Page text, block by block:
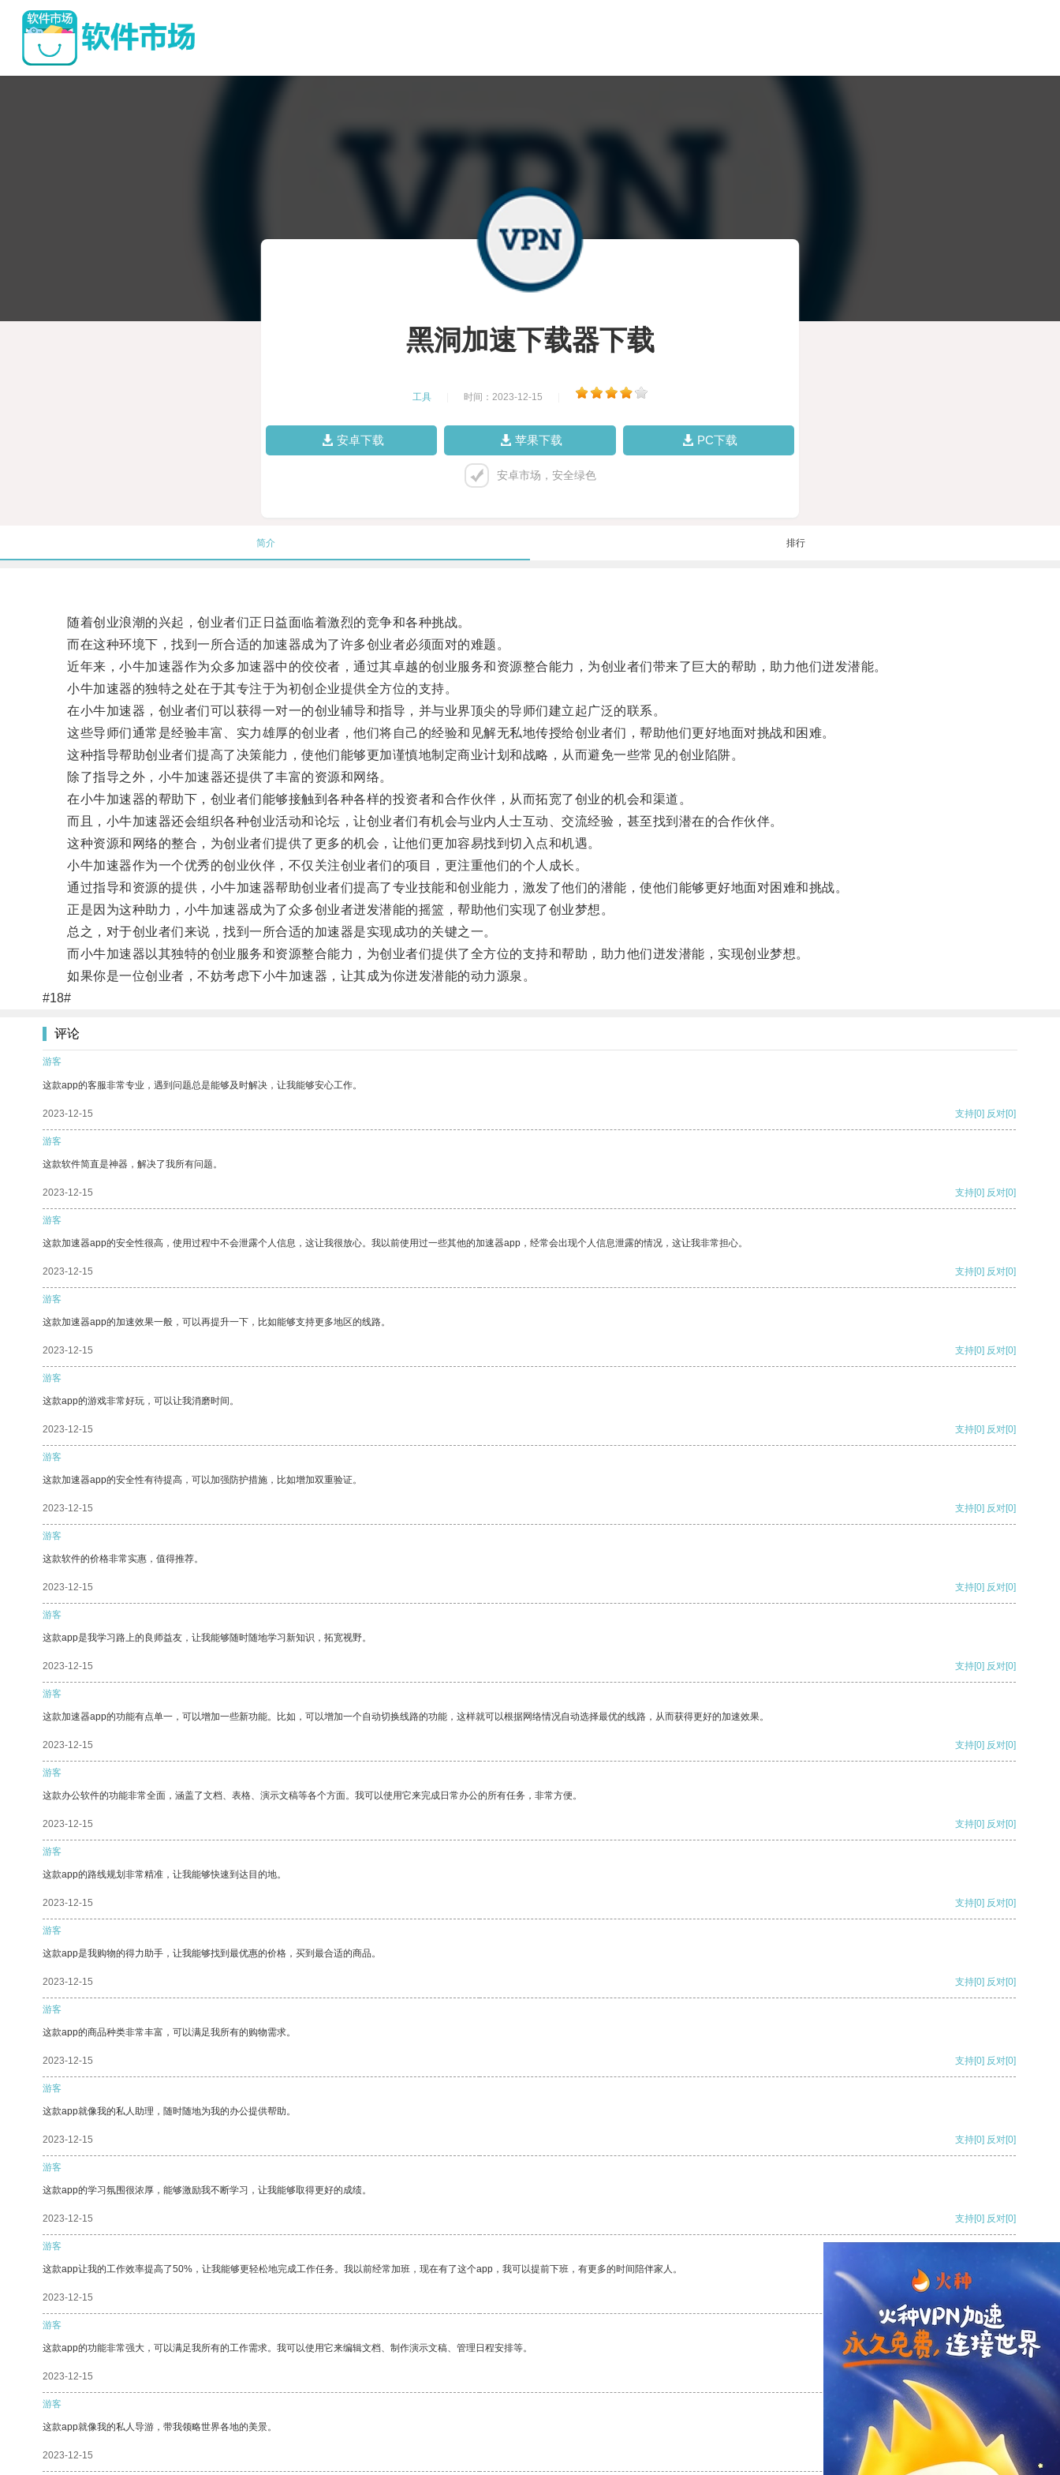
黑洞加速下载器下载
工具 时间：2023-12-15
安卓下载 苹果下载 PC下载
安卓市场，安全绿色
简介 排行
随着创业浪潮的兴起，创业者们正日益面临着激烈的竞争和各种挑战。
而在这种环境下，找到一所合适的加速器成为了许多创业者必须面对的难题。
近年来，小牛加速器作为众多加速器中的佼佼者，通过其卓越的创业服务和资源整合能力，为创业者们带来了巨大的帮助，助力他们迸发潜能。
小牛加速器的独特之处在于其专注于为初创企业提供全方位的支持。
在小牛加速器，创业者们可以获得一对一的创业辅导和指导，并与业界顶尖的导师们建立起广泛的联系。
这些导师们通常是经验丰富、实力雄厚的创业者，他们将自己的经验和见解无私地传授给创业者们，帮助他们更好地面对挑战和困难。
这种指导帮助创业者们提高了决策能力，使他们能够更加谨慎地制定商业计划和战略，从而避免一些常见的创业陷阱。
除了指导之外，小牛加速器还提供了丰富的资源和网络。
在小牛加速器的帮助下，创业者们能够接触到各种各样的投资者和合作伙伴，从而拓宽了创业的机会和渠道。
而且，小牛加速器还会组织各种创业活动和论坛，让创业者们有机会与业内人士互动、交流经验，甚至找到潜在的合作伙伴。
这种资源和网络的整合，为创业者们提供了更多的机会，让他们更加容易找到切入点和机遇。
小牛加速器作为一个优秀的创业伙伴，不仅关注创业者们的项目，更注重他们的个人成长。
通过指导和资源的提供，小牛加速器帮助创业者们提高了专业技能和创业能力，激发了他们的潜能，使他们能够更好地面对困难和挑战。
正是因为这种助力，小牛加速器成为了众多创业者迸发潜能的摇篮，帮助他们实现了创业梦想。
总之，对于创业者们来说，找到一所合适的加速器是实现成功的关键之一。
而小牛加速器以其独特的创业服务和资源整合能力，为创业者们提供了全方位的支持和帮助，助力他们迸发潜能，实现创业梦想。
如果你是一位创业者，不妨考虑下小牛加速器，让其成为你迸发潜能的动力源泉。
#18#
评论
游客
这款app的客服非常专业，遇到问题总是能够及时解决，让我能够安心工作。
2023-12-15 支持[0] 反对[0]
游客
这款软件简直是神器，解决了我所有问题。
2023-12-15 支持[0] 反对[0]
游客
这款加速器app的安全性很高，使用过程中不会泄露个人信息，这让我很放心。我以前使用过一些其他的加速器app，经常会出现个人信息泄露的情况，这让我非常担心。
2023-12-15 支持[0] 反对[0]
游客
这款加速器app的加速效果一般，可以再提升一下，比如能够支持更多地区的线路。
2023-12-15 支持[0] 反对[0]
游客
这款app的游戏非常好玩，可以让我消磨时间。
2023-12-15 支持[0] 反对[0]
游客
这款加速器app的安全性有待提高，可以加强防护措施，比如增加双重验证。
2023-12-15 支持[0] 反对[0]
游客
这款软件的价格非常实惠，值得推荐。
2023-12-15 支持[0] 反对[0]
游客
这款app是我学习路上的良师益友，让我能够随时随地学习新知识，拓宽视野。
2023-12-15 支持[0] 反对[0]
游客
这款加速器app的功能有点单一，可以增加一些新功能。比如，可以增加一个自动切换线路的功能，这样就可以根据网络情况自动选择最优的线路，从而获得更好的加速效果。
2023-12-15 支持[0] 反对[0]
游客
这款办公软件的功能非常全面，涵盖了文档、表格、演示文稿等各个方面。我可以使用它来完成日常办公的所有任务，非常方便。
2023-12-15 支持[0] 反对[0]
游客
这款app的路线规划非常精准，让我能够快速到达目的地。
2023-12-15 支持[0] 反对[0]
游客
这款app是我购物的得力助手，让我能够找到最优惠的价格，买到最合适的商品。
2023-12-15 支持[0] 反对[0]
游客
这款app的商品种类非常丰富，可以满足我所有的购物需求。
2023-12-15 支持[0] 反对[0]
游客
这款app就像我的私人助理，随时随地为我的办公提供帮助。
2023-12-15 支持[0] 反对[0]
游客
这款app的学习氛围很浓厚，能够激励我不断学习，让我能够取得更好的成绩。
2023-12-15 支持[0] 反对[0]
游客
这款app让我的工作效率提高了50%，让我能够更轻松地完成工作任务。我以前经常加班，现在有了这个app，我可以提前下班，有更多的时间陪伴家人。
2023-12-15
游客
这款app的功能非常强大，可以满足我所有的工作需求。我可以使用它来编辑文档、制作演示文稿、管理日程安排等。
2023-12-15 反对
游客
这款app就像我的私人导游，带我领略世界各地的美景。
2023-12-15 反对[0]